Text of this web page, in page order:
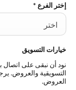
إختر الفرع *
اختر
خيارات التسويق
نود أن نبقى على
التسويقية والعروض.
العروض.